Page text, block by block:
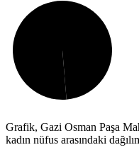
Grafik, Gazi Osman Paşa
kadın nüfus arasındaki